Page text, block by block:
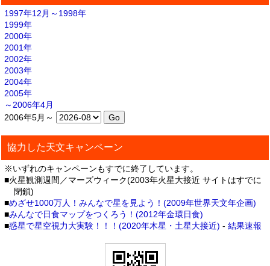
1997年12月～1998年
1999年
2000年
2001年
2002年
2003年
2004年
2005年
～2006年4月
2006年5月～
協力した天文キャンペーン
※いずれのキャンペーンもすでに終了しています。
■火星観測週間／マーズウィーク(2003年火星大接近 サイトはすでに
閉鎖)
■めざせ1000万人！みんなで星を見よう！(2009年世界天文年企画)
■みんなで日食マップをつくろう！(2012年金環日食)
■惑星で星空視力大実験！！！(2020年木星・土星大接近) - 結果速報